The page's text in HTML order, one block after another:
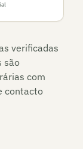
verificadas
são
com
contacto